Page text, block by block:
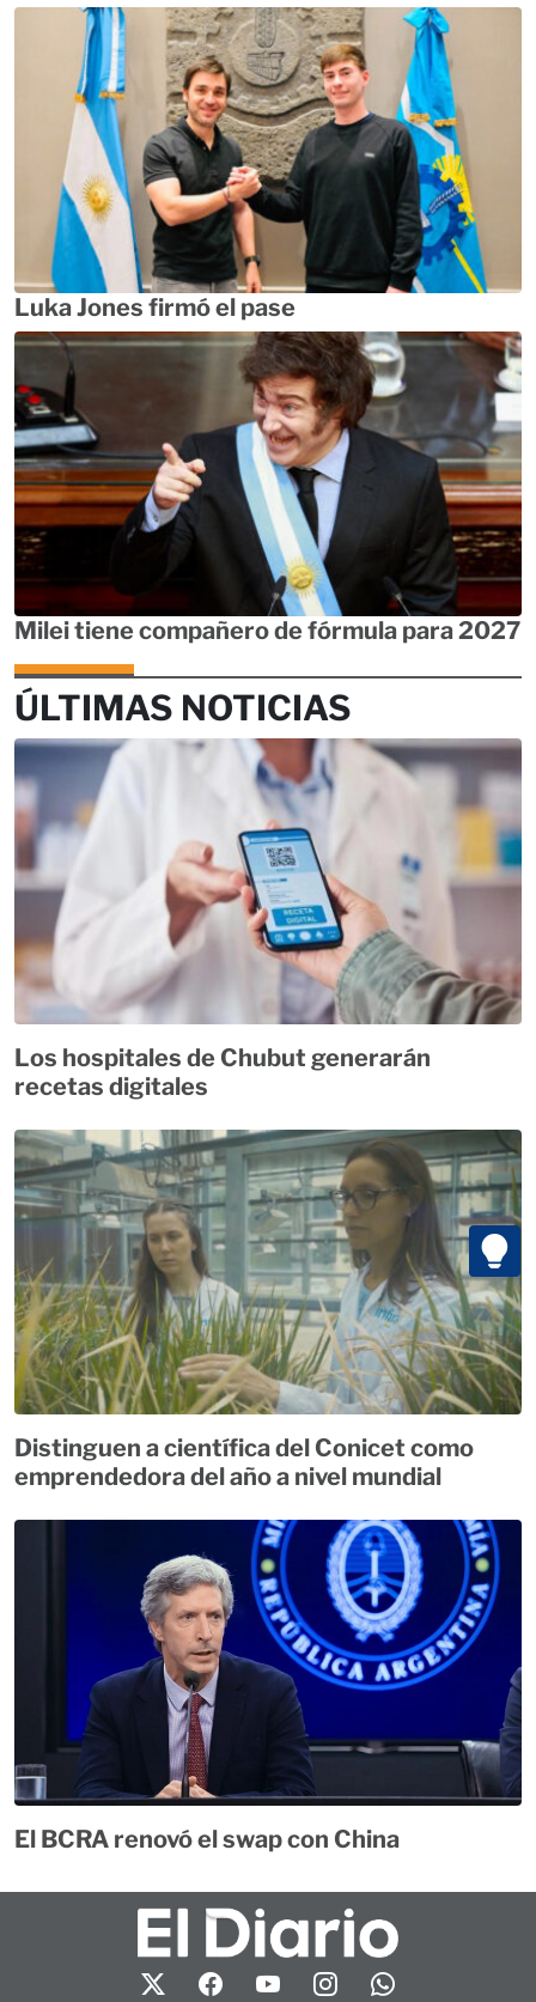
Luka Jones firmó el pase
Milei tiene compañero de fórmula para 2027
ÚLTIMAS NOTICIAS
Los hospitales de Chubut generarán
recetas digitales
Distinguen a científica del Conicet como
emprendedora del año a nivel mundial
El BCRA renovó el swap con China